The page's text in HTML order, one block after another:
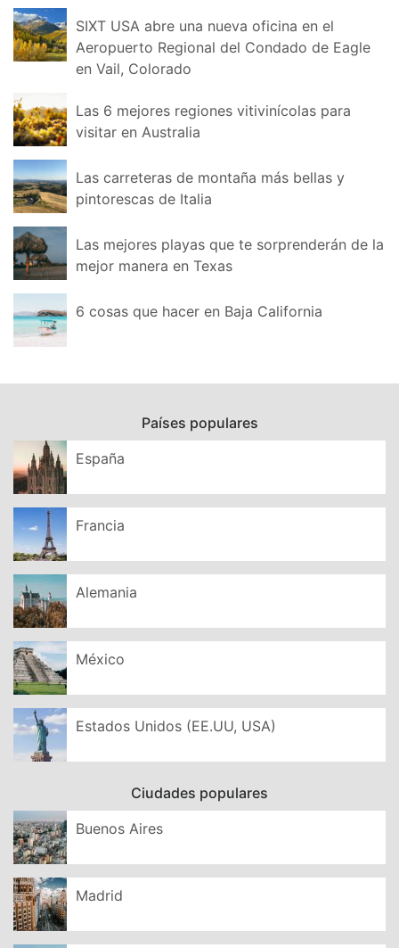
SIXT USA abre una nueva oficina en el
Aeropuerto Regional del Condado de Eagle
en Vail, Colorado
Las 6 mejores regiones vitivinícolas para
visitar en Australia
Las carreteras de montaña más bellas y
pintorescas de Italia
Las mejores playas que te sorprenderán de la
mejor manera en Texas
6 cosas que hacer en Baja California
Países populares
España
Francia
Alemania
México
Estados Unidos (EE.UU, USA)
Ciudades populares
Buenos Aires
Madrid